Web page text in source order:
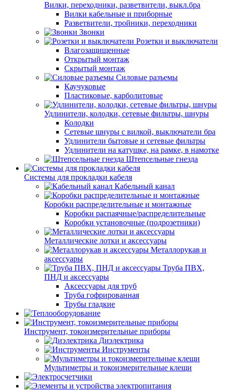
Вилки, переходники, разветвители, выкл.бра
Вилки кабельные и приборные
Разветвители, тройники, переходники
Звонки
Розетки и выключатели
Влагозащищенные
Открытый монтаж
Скрытый монтаж
Силовые разъемы
Каучуковые
Пластиковые, карболитовые
Удлинители, колодки, сетевые фильтры, шнуры
Колодки
Сетевые шнуры с вилкой, выключатели бра
Удлинители бытовые и сетевые фильтры
Удлинители на катушке, на рамке, в намотке
Штепсельные гнезда
Системы для прокладки кабеля
Кабельный канал
Коробки распределительные и монтажные
Коробки распаячные/распределительные
Коробки установочные (подрозетники)
Металлические лотки и аксессуары
Металлорукав и
аксессуары
Труба ПВХ,
ПНД и аксессуары
Аксессуары для труб
Труба гофрированная
Трубы гладкие
Инструмент, токоизмерительные приборы
Диэлектрика
Инструменты
Мультиметры и токоизмерительные клещи